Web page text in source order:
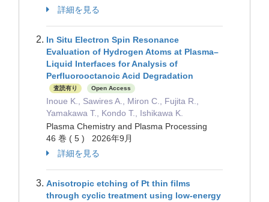
詳細を見る
In Situ Electron Spin Resonance
Evaluation of Hydrogen Atoms at Plasma–
Liquid Interfaces for Analysis of
Perfluorooctanoic Acid Degradation
査読有り Open Access
Inoue K., Sawires A., Miron C., Fujita R.,
Yamakawa T., Kondo T., Ishikawa K.
Plasma Chemistry and Plasma Processing
46 巻 ( 5 ) 2026年9月
詳細を見る
Anisotropic etching of Pt thin films
through cyclic treatment using low-energy